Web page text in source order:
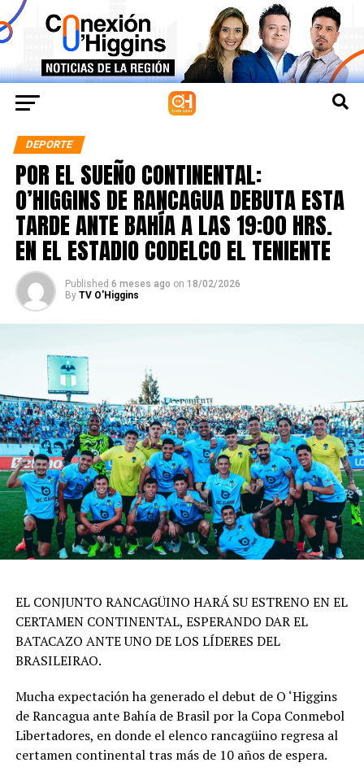
DEPORTE
POR EL SUEÑO CONTINENTAL:
O’HIGGINS DE RANCAGUA DEBUTA ESTA
TARDE ANTE BAHÍA A LAS 19:00 HRS.
EN EL ESTADIO CODELCO EL TENIENTE
Published 6 meses ago on 18/02/2026
By TV O'Higgins
EL CONJUNTO RANCAGÜINO HARÁ SU ESTRENO EN EL
CERTAMEN CONTINENTAL, ESPERANDO DAR EL
BATACAZO ANTE UNO DE LOS LÍDERES DEL
BRASILEIRAO.
Mucha expectación ha generado el debut de O ‘Higgins
de Rancagua ante Bahía de Brasil por la Copa Conmebol
Libertadores, en donde el elenco rancagüino regresa al
certamen continental tras más de 10 años de espera.